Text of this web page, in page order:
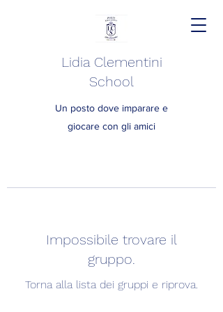
Lidia Clementini
School
Un posto dove imparare e
giocare con gli amici
Impossibile trovare il
gruppo.
Torna alla lista dei gruppi e riprova.